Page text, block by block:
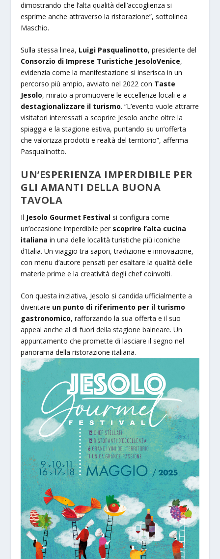
dimostrando che l’alta qualità dell’accoglienza si
esprime anche attraverso la ristorazione”, sottolinea
Maschio.
Sulla stessa linea, Luigi Pasqualinotto, presidente del
Consorzio di Imprese Turistiche JesoloVenice,
evidenzia come la manifestazione si inserisca in un
percorso più ampio, avviato nel 2022 con Taste
Jesolo, mirato a promuovere le eccellenze locali e a
destagionalizzare il turismo. “L’evento vuole attrarre
visitatori interessati a scoprire Jesolo anche oltre la
spiaggia e la stagione estiva, puntando su un’offerta
che valorizza prodotti e realtà del territorio”, afferma
Pasqualinotto.
UN’ESPERIENZA IMPERDIBILE PER
GLI AMANTI DELLA BUONA
TAVOLA
Il Jesolo Gourmet Festival si configura come
un’occasione imperdibile per scoprire l’alta cucina
italiana in una delle località turistiche più iconiche
d’Italia. Un viaggio tra sapori, tradizione e innovazione,
con menu d’autore pensati per esaltare la qualità delle
materie prime e la creatività degli chef coinvolti.
Con questa iniziativa, Jesolo si candida ufficialmente a
diventare un punto di riferimento per il turismo
gastronomico, rafforzando la sua offerta e il suo
appeal anche al di fuori della stagione balneare. Un
appuntamento che promette di lasciare il segno nel
panorama della ristorazione italiana.